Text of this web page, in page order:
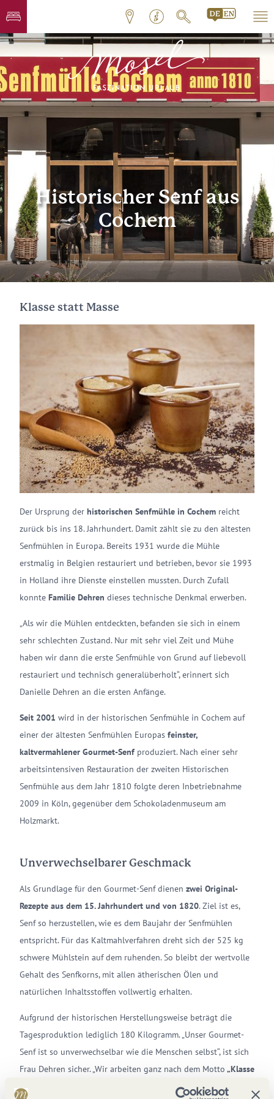
Historischer Senf aus
Cochem
Klasse statt Masse
Der Ursprung der historischen Senfmühle in Cochem reicht
zurück bis ins 18. Jahrhundert. Damit zählt sie zu den ältesten
Senfmühlen in Europa. Bereits 1931 wurde die Mühle
erstmalig in Belgien restauriert und betrieben, bevor sie 1993
in Holland ihre Dienste einstellen mussten. Durch Zufall
konnte Familie Dehren dieses technische Denkmal erwerben.
„Als wir die Mühlen entdeckten, befanden sie sich in einem
sehr schlechten Zustand. Nur mit sehr viel Zeit und Mühe
haben wir dann die erste Senfmühle von Grund auf liebevoll
restauriert und technisch generalüberholt“, erinnert sich
Danielle Dehren an die ersten Anfänge.
Seit 2001 wird in der historischen Senfmühle in Cochem auf
einer der ältesten Senfmühlen Europas feinster,
kaltvermahlener Gourmet-Senf produziert. Nach einer sehr
arbeitsintensiven Restauration der zweiten Historischen
Senfmühle aus dem Jahr 1810 folgte deren Inbetriebnahme
2009 in Köln, gegenüber dem Schokoladenmuseum am
Holzmarkt.
Unverwechselbarer Geschmack
Als Grundlage für den Gourmet-Senf dienen zwei Original-
Rezepte aus dem 15. Jahrhundert und von 1820. Ziel ist es,
Senf so herzustellen, wie es dem Baujahr der Senfmühlen
entspricht. Für das Kaltmahlverfahren dreht sich der 525 kg
schwere Mühlstein auf dem ruhenden. So bleibt der wertvolle
Gehalt des Senfkorns, mit allen ätherischen Ölen und
natürlichen Inhaltsstoffen vollwertig erhalten.
Aufgrund der historischen Herstellungsweise beträgt die
Tagesproduktion lediglich 180 Kilogramm. „Unser Gourmet-
Senf ist so unverwechselbar wie die Menschen selbst“, ist sich
Frau Dehren sicher. „Wir arbeiten ganz nach dem Motto „Klasse
statt Masse“
und verwenden ausschließlichnatürliche